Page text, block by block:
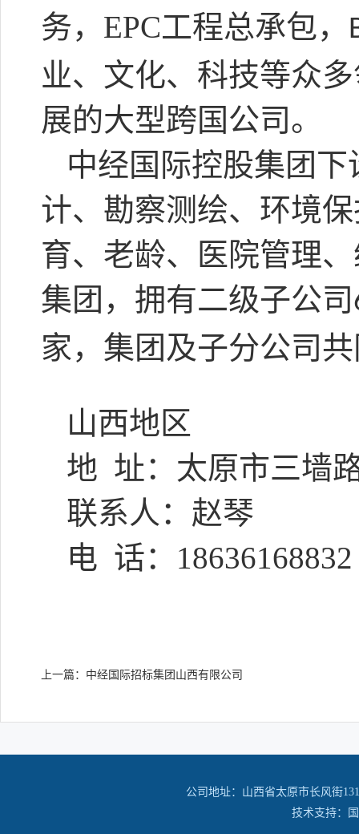
务， EPC工程总承包，
业、文化、科技等众
展的大型跨国公司。
中经国际控股集团
计、勘察测绘、环境
育、老龄、医院管理
集团，拥有二级子公司
家，集团及子分公司
山西地区
地 址：太原市三墙
联系人：赵琴
电 话： 18636168832
上一篇： 中经国际招标集团山西有限公司
公司地址：山西省太原市长风街
技术支持：